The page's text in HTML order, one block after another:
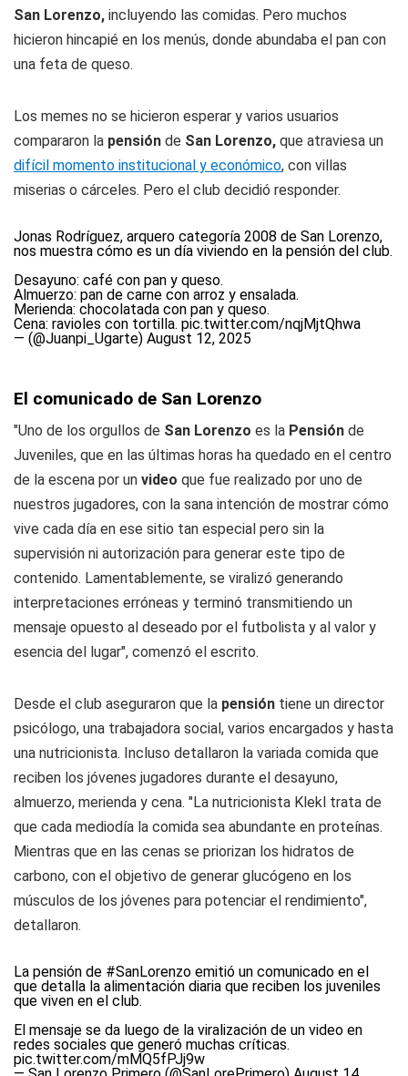
San Lorenzo, incluyendo las comidas. Pero muchos
hicieron hincapié en los menús, donde abundaba el pan con
una feta de queso.
Los memes no se hicieron esperar y varios usuarios
compararon la pensión de San Lorenzo, que atraviesa un
difícil momento institucional y económico, con villas
miserias o cárceles. Pero el club decidió responder.
Jonas Rodríguez, arquero categoría 2008 de San Lorenzo,
nos muestra cómo es un día viviendo en la pensión del club.
Desayuno: café con pan y queso.
Almuerzo: pan de carne con arroz y ensalada.
Merienda: chocolatada con pan y queso.
Cena: ravioles con tortilla. pic.twitter.com/nqjMjtQhwa
— (@Juanpi_Ugarte) August 12, 2025
El comunicado de San Lorenzo
"Uno de los orgullos de San Lorenzo es la Pensión de
Juveniles, que en las últimas horas ha quedado en el centro
de la escena por un video que fue realizado por uno de
nuestros jugadores, con la sana intención de mostrar cómo
vive cada día en ese sitio tan especial pero sin la
supervisión ni autorización para generar este tipo de
contenido. Lamentablemente, se viralizó generando
interpretaciones erróneas y terminó transmitiendo un
mensaje opuesto al deseado por el futbolista y al valor y
esencia del lugar", comenzó el escrito.
Desde el club aseguraron que la pensión tiene un director
psicólogo, una trabajadora social, varios encargados y hasta
una nutricionista. Incluso detallaron la variada comida que
reciben los jóvenes jugadores durante el desayuno,
almuerzo, merienda y cena. "La nutricionista Klekl trata de
que cada mediodía la comida sea abundante en proteínas.
Mientras que en las cenas se priorizan los hidratos de
carbono, con el objetivo de generar glucógeno en los
músculos de los jóvenes para potenciar el rendimiento",
detallaron.
La pensión de #SanLorenzo emitió un comunicado en el
que detalla la alimentación diaria que reciben los juveniles
que viven en el club.
El mensaje se da luego de la viralización de un video en
redes sociales que generó muchas críticas.
pic.twitter.com/mMQ5fPJj9w